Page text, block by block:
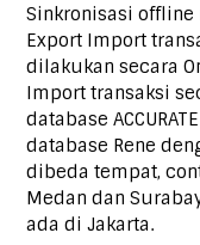
Sinkronisasi offline
Export Import
dilakukan secara
Import transaksi
database
database Rene
dibeda tempat,
Medan dan
ada di Jakarta.